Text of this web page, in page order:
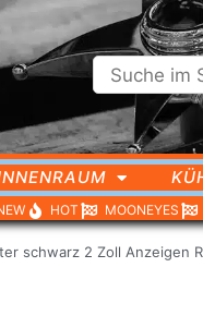
HOT MOONEYES
schwarz 2 Zoll Anzeigen